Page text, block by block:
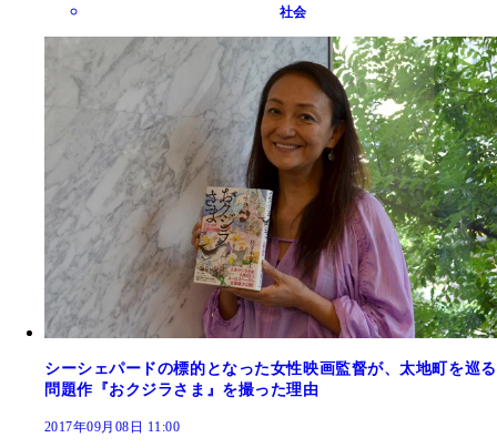
社会
シーシェパードの標的となった女性映画監督が、太地町を巡る
問題作『おクジラさま』を撮った理由
2017年09月08日 11:00